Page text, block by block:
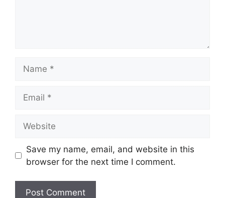
Save my name, email, and website in this
browser for the next time I comment.